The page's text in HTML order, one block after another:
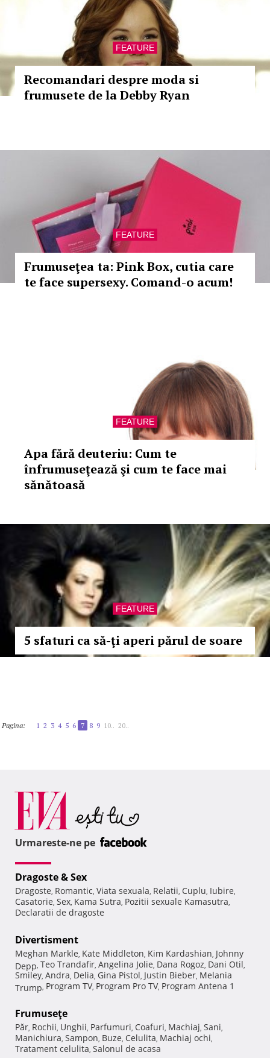
FEATURE
Recomandari despre moda si
frumusete de la Debby Ryan
FEATURE
Frumuseţea ta: Pink Box, cutia care
te face supersexy. Comand-o acum!
FEATURE
Apa fără deuteriu: Cum te
înfrumuseţează şi cum te face mai
sănătoasă
FEATURE
5 sfaturi ca să-ţi aperi părul de soare
Pagina: 1 2 3 4 5 6 7 8 9 10.. 20..
Urmareste-ne pe
Dragoste & Sex
Dragoste, Romantic, Viata sexuala, Relatii, Cuplu, Iubire,
Casatorie, Sex, Kama Sutra, Pozitii sexuale Kamasutra,
Declaratii de dragoste
Divertisment
Meghan Markle, Kate Middleton, Kim Kardashian, Johnny
Depp, Teo Trandafir, Angelina Jolie, Dana Rogoz, Dani Otil,
Smiley, Andra, Delia, Gina Pistol, Justin Bieber, Melania
Trump, Program TV, Program Pro TV, Program Antena 1
Frumuseţe
Păr, Rochii, Unghii, Parfumuri, Coafuri, Machiaj, Sani,
Manichiura, Sampon, Buze, Celulita, Machiaj ochi,
Tratament celulita, Salonul de acasa